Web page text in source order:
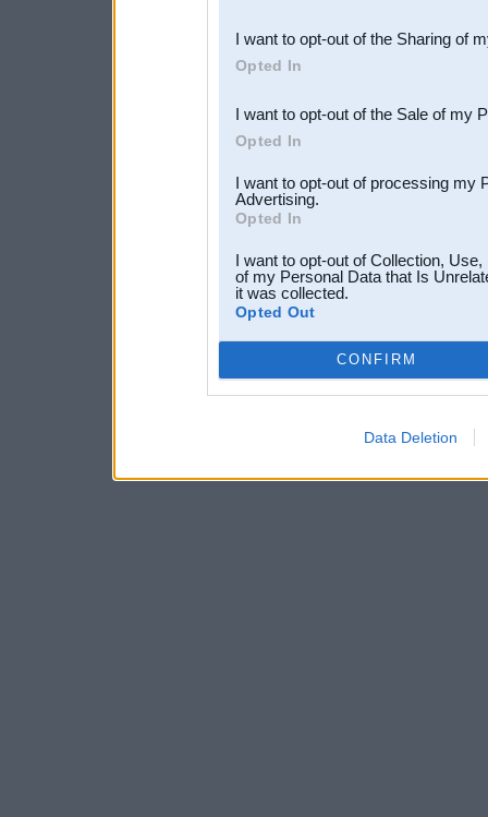
Downstream Participants
third parties.
I want to opt-out of the Sharing of
Opted In
I want to opt-out of the Sale of my
Opted In
I want to opt-out of processing my
Advertising.
Opted In
I want to opt-out of Collection,
of my Personal Data that Is
it was collected.
Opted Out
CONFIRM
Data Deletion